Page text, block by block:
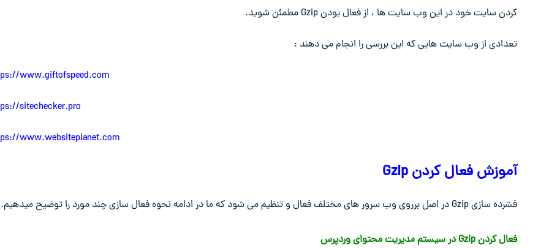
کردن سایت خود در این وب سایت ها ، از فعال بودن Gzip مطمئن شوید.
تعدادی از وب سایت هایی که این بررسی را انجام می دهند :
www.giftofspeed.com
sitechecker.pro
www.websiteplanet.com
آموزش فعال کردن Gzip
فشرده سازی Gzip در اصل برروی وب سرور های مختلف فعال و تنظیم می شود که ما در ادامه نحوه فعال سازی چند مورد را توضیح میدهیم.
فعال کردن Gzip در سیستم مدیریت محتوای وردپرس